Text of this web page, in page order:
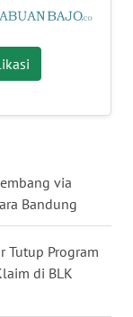
via
Bandung
Tutup Program
di BLK